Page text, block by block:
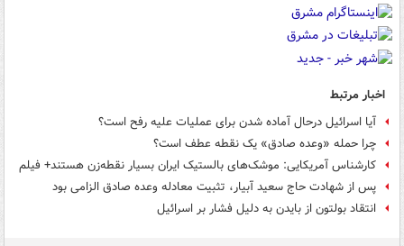
اخبار مرتبط
آیا اسرائیل درحال آماده شدن برای عملیات علیه رفح است؟
چرا حمله «وعده صادق» یک نقطه عطف است؟
کارشناس آمریکایی: موشک‌های بالستیک ایران بسیار نقطه‌زن هستند+ فیلم
پس از شهادت حاج سعید آبیار، تثبیت معادله وعده صادق الزامی بود
انتقاد بولتون از بایدن به دلیل فشار بر اسرائیل